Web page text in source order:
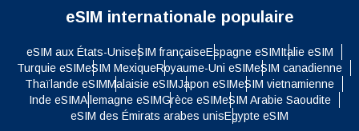
eSIM internationale populaire
eSIM aux États-UniseSIM françaiseEspagne eSIMItalie eSIM
Turquie eSIMeSIM MexiqueRoyaume-Uni eSIMeSIM canadienne
Thaïlande eSIMMalaisie eSIMJapon eSIMeSIM vietnamienne
Inde eSIMAllemagne eSIMGrèce eSIMeSIM Arabie Saoudite
eSIM des Émirats arabes unisEgypte eSIM